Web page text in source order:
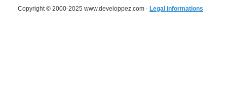
Copyright © 2000-2025 www.developpez.com - Legal informations